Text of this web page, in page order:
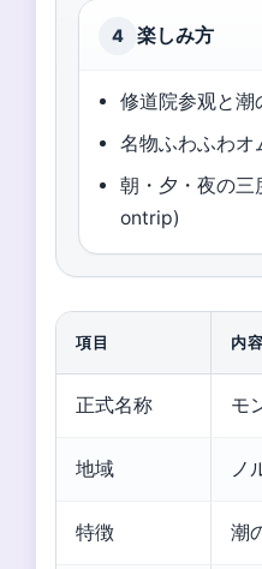
4 楽しみ方
修道院参观と
名物ふわふわオ
朝・夕・夜の
ontrip)
項目 内容
正式名称 モ
地域 ノ
特徴 潮